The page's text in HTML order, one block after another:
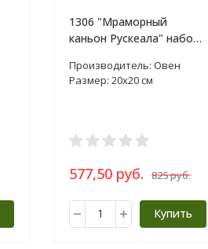
1306 "Мраморный
каньон Рускеала" набор
Производитель: Овен
Размер: 20х20 см
577,50 руб. 825 руб.
Купить